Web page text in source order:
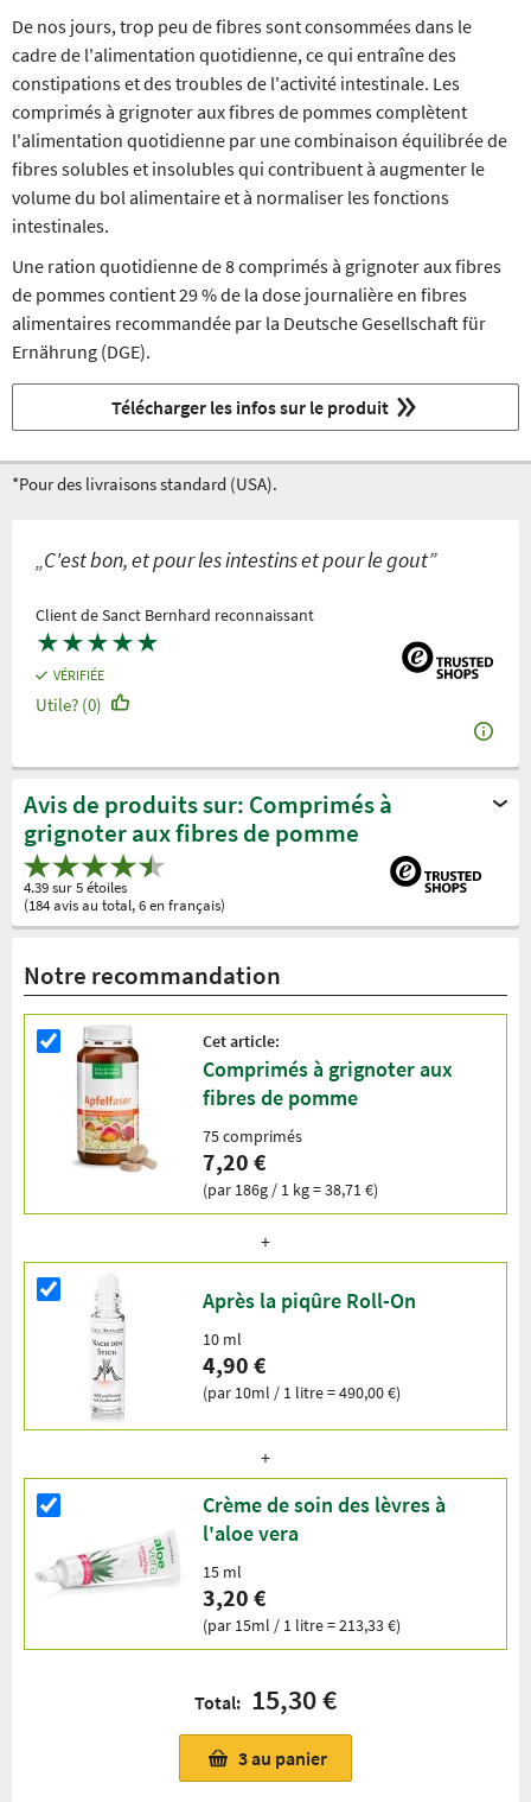
De nos jours, trop peu de fibres sont consommées dans le
cadre de l'alimentation quotidienne, ce qui entraîne des
constipations et des troubles de l'activité intestinale. Les
comprimés à grignoter aux fibres de pommes complètent
l'alimentation quotidienne par une combinaison équilibrée de
fibres solubles et insolubles qui contribuent à augmenter le
volume du bol alimentaire et à normaliser les fonctions
intestinales.
Une ration quotidienne de 8 comprimés à grignoter aux fibres
de pommes contient 29 % de la dose journalière en fibres
alimentaires recommandée par la Deutsche Gesellschaft für
Ernährung (DGE).
Télécharger les infos sur le produit
*Pour des livraisons standard (USA).
„C'est bon, et pour les intestins et pour le gout”
Client de Sanct Bernhard reconnaissant
★★★★★
VÉRIFIÉE
Utile? (0)
Avis de produits sur: Comprimés à
grignoter aux fibres de pomme
4.39 sur 5 étoiles
(184 avis au total, 6 en français)
Notre recommandation
Cet article:
Comprimés à grignoter aux
fibres de pomme
75 comprimés
7,20 €
(par 186g / 1 kg = 38,71 €)
Après la piqûre Roll-On
10 ml
4,90 €
(par 10ml / 1 litre = 490,00 €)
Crème de soin des lèvres à
l'aloe vera
15 ml
3,20 €
(par 15ml / 1 litre = 213,33 €)
Total: 15,30 €
3au panier